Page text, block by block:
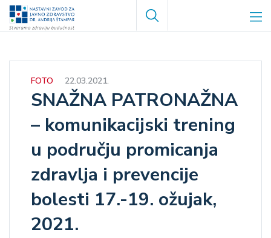
Skoči
Search
FOTO 22.03.2021.
SNAŽNA PATRONAŽNA
– komunikacijski trening
u području promicanja
zdravlja i prevencije
bolesti 17.-19. ožujak,
2021.